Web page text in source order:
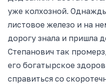
уже колхозной.
листовое железо и на
дорогу знала и пришла
Степанович так
его богатырское
справиться со